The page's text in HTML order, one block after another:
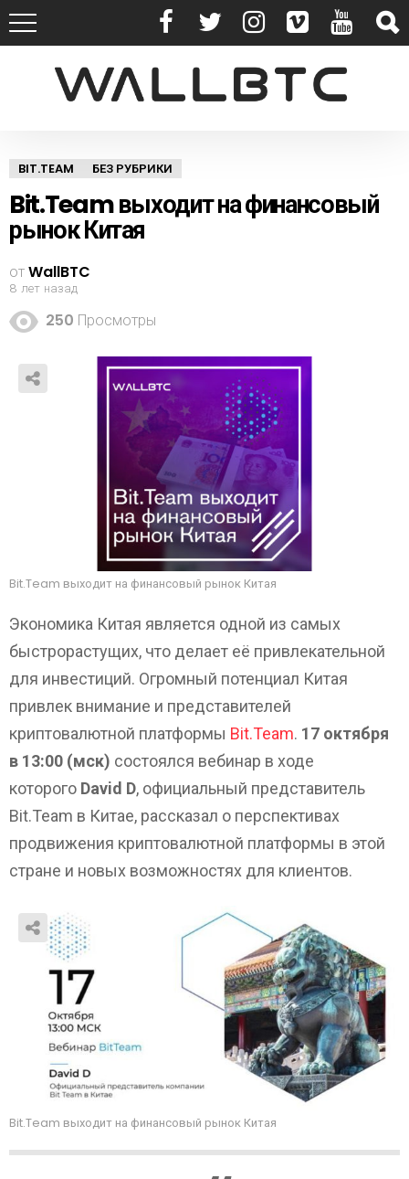
BIT.TEAM БЕЗ РУБРИКИ
Bit.Team выходит на финансовый
рынок Китая
отWallBTC
8 лет назад
250 Просмотры
Bit.Team выходит на финансовый рынок Китая
Экономика Китая является одной из самых
быстрорастущих, что делает её привлекательной
для инвестиций. Огромный потенциал Китая
привлек внимание и представителей
криптовалютной платформы Bit.Team. 17 октября
в 13:00 (мск) состоялся вебинар в ходе
которого David D, официальный представитель
Bit.Team в Китае, рассказал о перспективах
продвижения криптовалютной платформы в этой
стране и новых возможностях для клиентов.
Bit.Team выходит на финансовый рынок Китая